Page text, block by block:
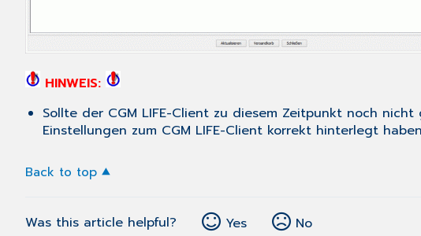
HINWEIS:
Sollte der CGM LIFE-Client zu diesem Zeitpunkt noch
Einstellungen zum CGM LIFE-Client korrekt hinterlegt
Back to top
Was this article helpful? Yes No